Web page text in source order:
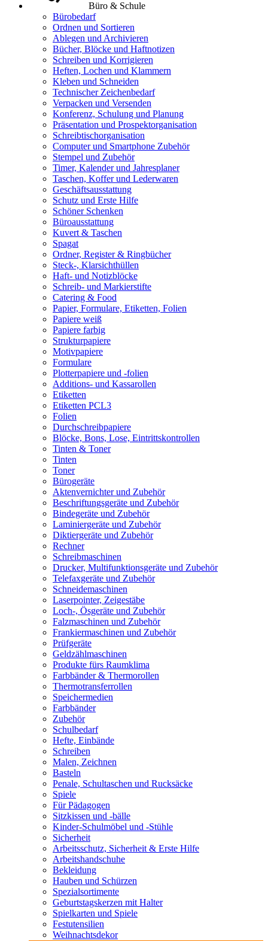
Büro & Schule
Bürobedarf
Ordnen und Sortieren
Ablegen und Archivieren
Bücher, Blöcke und Haftnotizen
Schreiben und Korrigieren
Heften, Lochen und Klammern
Kleben und Schneiden
Technischer Zeichenbedarf
Verpacken und Versenden
Konferenz, Schulung und Planung
Präsentation und Prospektorganisation
Schreibtischorganisation
Computer und Smartphone Zubehör
Stempel und Zubehör
Timer, Kalender und Jahresplaner
Taschen, Koffer und Lederwaren
Geschäftsausstattung
Schutz und Erste Hilfe
Schöner Schenken
Büroausstattung
Kuvert & Taschen
Spagat
Ordner, Register & Ringbücher
Steck-, Klarsichthüllen
Haft- und Notizblöcke
Schreib- und Markierstifte
Catering & Food
Papier, Formulare, Etiketten, Folien
Papiere weiß
Papiere farbig
Strukturpapiere
Motivpapiere
Formulare
Plotterpapiere und -folien
Additions- und Kassarollen
Etiketten
Etiketten PCL3
Folien
Durchschreibpapiere
Blöcke, Bons, Lose, Eintrittskontrollen
Tinten & Toner
Tinten
Toner
Bürogeräte
Aktenvernichter und Zubehör
Beschriftungsgeräte und Zubehör
Bindegeräte und Zubehör
Laminiergeräte und Zubehör
Diktiergeräte und Zubehör
Rechner
Schreibmaschinen
Drucker, Multifunktionsgeräte und Zubehör
Telefaxgeräte und Zubehör
Schneidemaschinen
Laserpointer, Zeigestäbe
Loch-, Ösgeräte und Zubehör
Falzmaschinen und Zubehör
Frankiermaschinen und Zubehör
Prüfgeräte
Geldzählmaschinen
Produkte fürs Raumklima
Farbbänder & Thermorollen
Thermotransferrollen
Speichermedien
Farbbänder
Zubehör
Schulbedarf
Hefte, Einbände
Schreiben
Malen, Zeichnen
Basteln
Penale, Schultaschen und Rucksäcke
Spiele
Für Pädagogen
Sitzkissen und -bälle
Kinder-Schulmöbel und -Stühle
Sicherheit
Arbeitsschutz, Sicherheit & Erste Hilfe
Arbeitshandschuhe
Bekleidung
Hauben und Schürzen
Spezialsortimente
Geburtstagskerzen mit Halter
Spielkarten und Spiele
Festutensilien
Weihnachtsdekor